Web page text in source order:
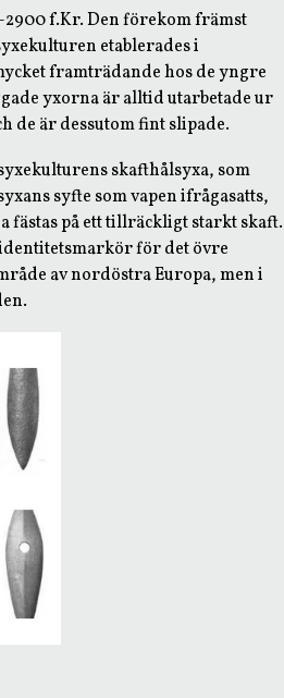
f.Kr. Den förekom främst
etablerades i
framträdande hos de yngre
yxorna är alltid utarbetade ur
de är dessutom fint slipade.
skafthålsyxa, som
syfte som vapen ifrågasatts,
fästas på ett tillräckligt starkt skaft.
för det övre
av nordöstra Europa, men i